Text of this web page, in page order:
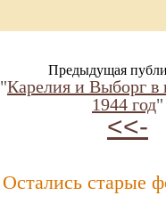
Предыдущая
"Карелия и Выборг в
1944 год"
<<-
Остались старые